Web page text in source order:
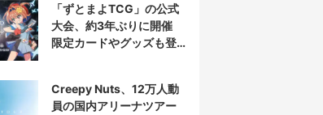
「ずとまよTCG」の公式
大会、約3年ぶりに開催
限定カードやグッズも登
Creepy Nuts、12万人動
員の国内アリーナツアー